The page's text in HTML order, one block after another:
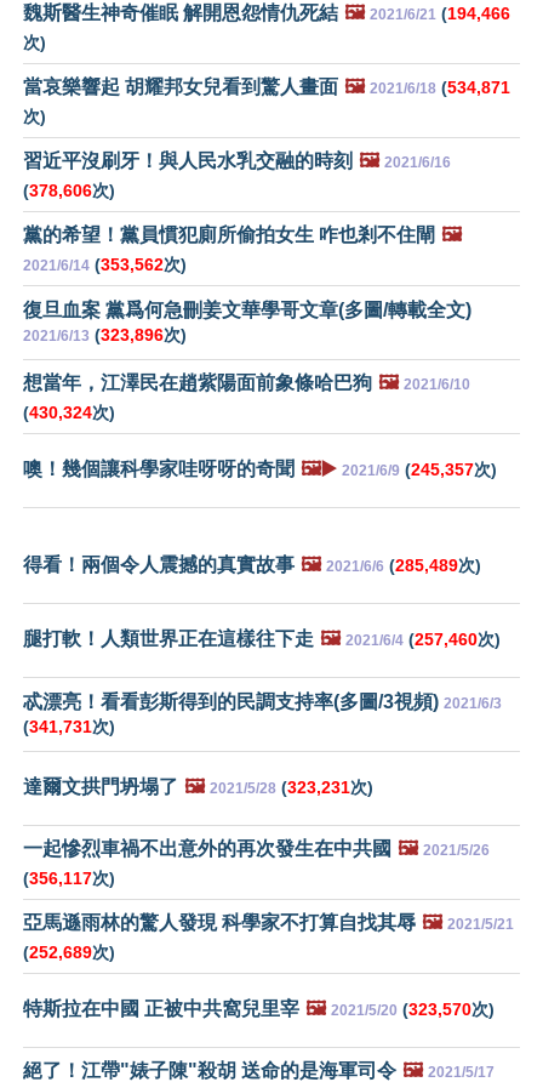
魏斯醫生神奇催眠 解開恩怨情仇死結 🖼️ 2021/6/21 (194,466
次)
當哀樂響起 胡耀邦女兒看到驚人畫面 🖼️ 2021/6/18 (534,871
次)
習近平沒刷牙！與人民水乳交融的時刻 🖼️ 2021/6/16
(378,606次)
黨的希望！黨員慣犯廁所偷拍女生 咋也剎不住閘 🖼️
2021/6/14 (353,562次)
復旦血案 黨爲何急刪姜文華學哥文章(多圖/轉載全文)
2021/6/13 (323,896次)
想當年，江澤民在趙紫陽面前象條哈巴狗 🖼️ 2021/6/10
(430,324次)
噢！幾個讓科學家哇呀呀的奇聞 🖼️▶️ 2021/6/9 (245,357次)
得看！兩個令人震撼的真實故事 🖼️ 2021/6/6 (285,489次)
腿打軟！人類世界正在這樣往下走 🖼️ 2021/6/4 (257,460次)
忒漂亮！看看彭斯得到的民調支持率(多圖/3視頻) 2021/6/3
(341,731次)
達爾文拱門坍塌了 🖼️ 2021/5/28 (323,231次)
一起慘烈車禍不出意外的再次發生在中共國 🖼️ 2021/5/26
(356,117次)
亞馬遜雨林的驚人發現 科學家不打算自找其辱 🖼️ 2021/5/21
(252,689次)
特斯拉在中國 正被中共窩兒里宰 🖼️ 2021/5/20 (323,570次)
絕了！江帶"婊子陳"殺胡 送命的是海軍司令 🖼️ 2021/5/17